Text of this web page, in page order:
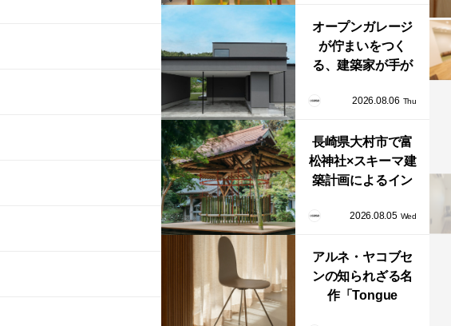
ルな部屋づくり。
オープンガレージ
が佇まいをつく
る、建築家が手が
まい「ふわりと浮
い」
2026.08.06 Thu
長崎県大村市で富
松神社×スキーマ建
築計画によるイン
「循環する竹風
2026.08.05 Wed
アルネ・ヤコブセ
ンの知られざる名
作「Tongue